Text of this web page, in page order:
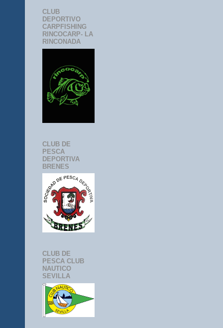
CLUB
DEPORTIVO
CARPFISHING
RINCOCARP- LA
RINCONADA
CLUB DE
PESCA
DEPORTIVA
BRENES
CLUB DE
PESCA CLUB
NAUTICO
SEVILLA